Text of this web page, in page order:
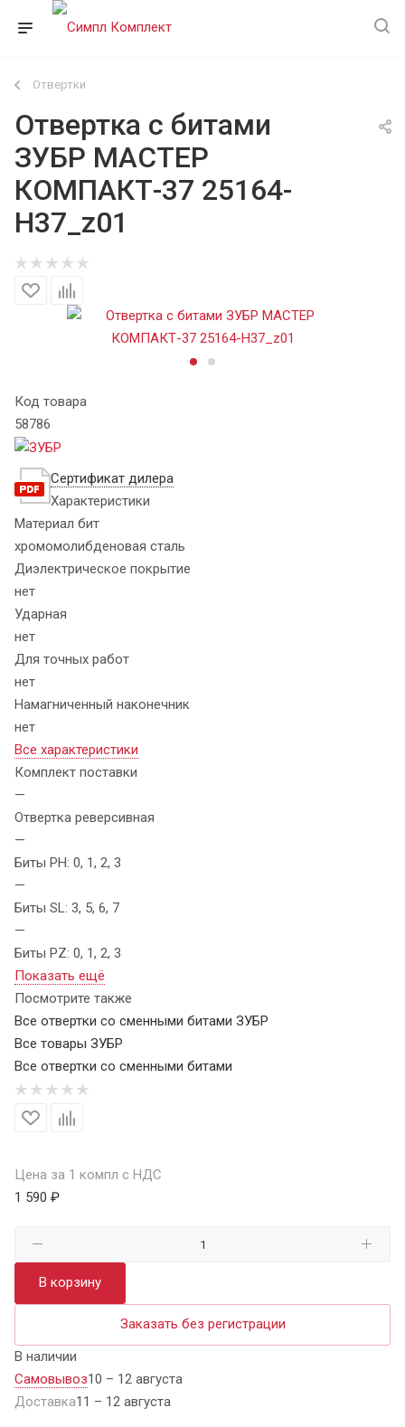
Отвертки
Отвертка с битами
ЗУБР МАСТЕР
КОМПАКТ-37 25164-
H37_z01
Код товара
58786
Сертификат дилера
Характеристики
Материал бит
хромомолибденовая сталь
Диэлектрическое покрытие
нет
Ударная
нет
Для точных работ
нет
Намагниченный наконечник
нет
Все характеристики
Комплект поставки
—
Отвертка реверсивная
—
Биты PH: 0, 1, 2, 3
—
Биты SL: 3, 5, 6, 7
—
Биты PZ: 0, 1, 2, 3
Показать ещё
Посмотрите также
Все отвертки со сменными битами ЗУБР
Все товары ЗУБР
Все отвертки со сменными битами
Цена за 1 компл с НДС
1 590 ₽
В корзину
Заказать без регистрации
В наличии
Самовывоз10 – 12 августа
Доставка11 – 12 августа